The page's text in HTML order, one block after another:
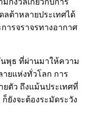
ลต้าหลายประเทศได้
ารจราจรทางอากาศ
พุธ ที่ผ่านมาให้ความ
ายแห่งทั่วโลก การ
ยตัว ถึงแม้นประเทศที่
งจะต้องระมัดระวัง